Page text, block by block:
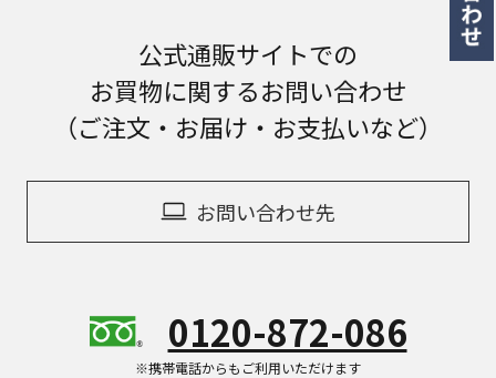
公式通販サイトでの
お買物に関するお問い合わせ
（ご注文・お届け・お支払いなど）
お問い合わせ先
0120-872-086
※携帯電話からもご利用いただけます